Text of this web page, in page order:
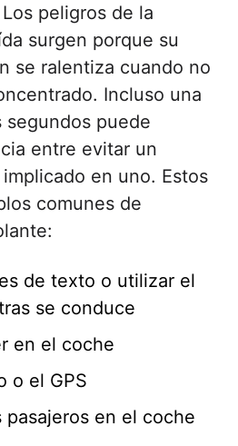
peligros de la
surgen porque su
se ralentiza cuando no
Incluso una
puede
entre evitar un
en uno. Estos
comunes de
de texto o utilizar el
se conduce
en el coche
o el GPS
pasajeros en el coche